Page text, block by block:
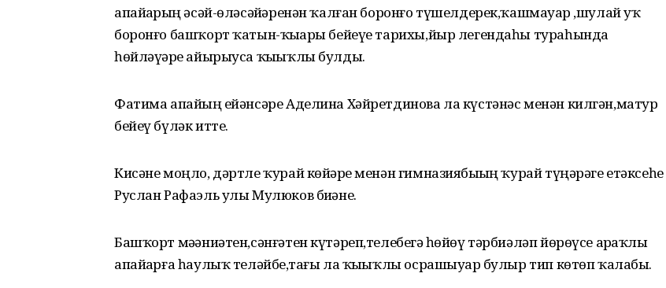
апайҙарҙың әсәй-өләсәйҙәренән ҡалған боронғо түшелдерек,ҡашмауҙар ,шулай уҡ
боронғо башҡорт ҡатын-ҡыҙҙары бейеүе тарихы,йыр легендаһы тураһында
һөйләүҙәре айырыуса ҡыҙыҡлы булды.
Фатима апайҙың ейәнсәре Аделина Хәйретдинова ла күстәнәс менән килгән,матур
бейеү бүләк итте.
Кисәне моңло, дәртле ҡурай көйҙәре менән гимназиябыҙҙың ҡурай түңәрәге етәксеһе
Руслан Рафаэль улы Мулюков биҙәне.
Башҡорт мәҙәниәтен,сәнғәтен күтәреп,телебеҙгә һөйөү тәрбиәләп йөрөүсе арҙаҡлы
апайҙарға һаулыҡ теләйбеҙ,тағы ла ҡыҙыҡлы осрашыуҙар булыр тип көтөп ҡалабыҙ.